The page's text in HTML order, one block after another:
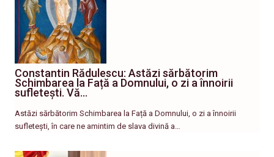
Constantin Rădulescu: Astăzi sărbătorim
Schimbarea la Față a Domnului, o zi a înnoirii
sufletești. Vă…
Astăzi sărbătorim Schimbarea la Față a Domnului, o zi a înnoirii
sufletești, în care ne amintim de slava divină a…